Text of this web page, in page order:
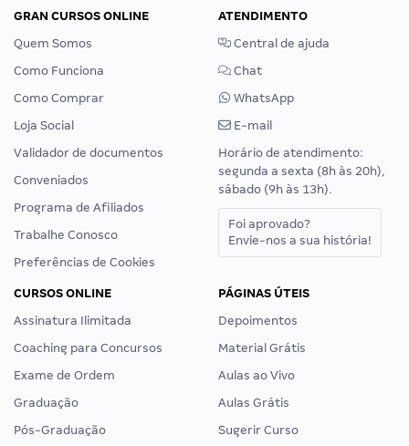
GRAN CURSOS ONLINE
Quem Somos
Como Funciona
Como Comprar
Loja Social
Validador de documentos
Conveniados
Programa de Afiliados
Trabalhe Conosco
Preferências de Cookies
ATENDIMENTO
Central de ajuda
Chat
WhatsApp
E-mail
Horário de atendimento:
segunda a sexta (8h às 20h),
sábado (9h às 13h).
Foi aprovado?
Envie-nos a sua história!
CURSOS ONLINE
Assinatura Ilimitada
Coaching para Concursos
Exame de Ordem
Graduação
Pós-Graduação
PÁGINAS ÚTEIS
Depoimentos
Material Grátis
Aulas ao Vivo
Aulas Grátis
Sugerir Curso